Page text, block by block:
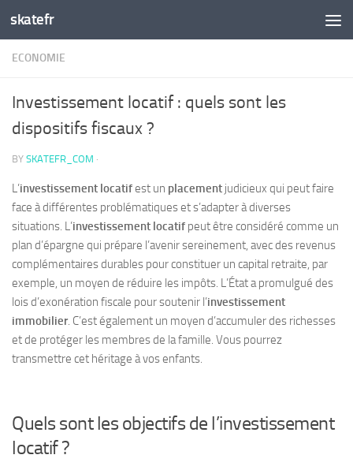
Skip to content
skatefr
ECONOMIE
Investissement locatif : quels sont les
dispositifs fiscaux ?
BY SKATEFR_COM ·
L’investissement locatifest un placement judicieux qui peut faire
face à différentes problématiques et s’adapter à diverses
situations. L’investissement locatif peut être considéré comme un
plan d’épargne qui prépare l’avenir sereinement, avec des revenus
complémentaires durables pour constituer un capital retraite, par
exemple, un moyen de réduire les impôts. L’État a promulgué des
lois d’exonération fiscale pour soutenir l’investissement
immobilier. C’est également un moyen d’accumuler des richesses
et de protéger les membres de la famille. Vous pourrez
transmettre cet héritage à vos enfants.
Quels sont les objectifs de l’investissement
locatif ?